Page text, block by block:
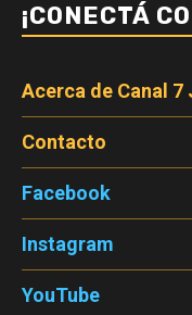
¡CONECTÁ
Acerca de Canal
Contacto
Facebook
Instagram
YouTube